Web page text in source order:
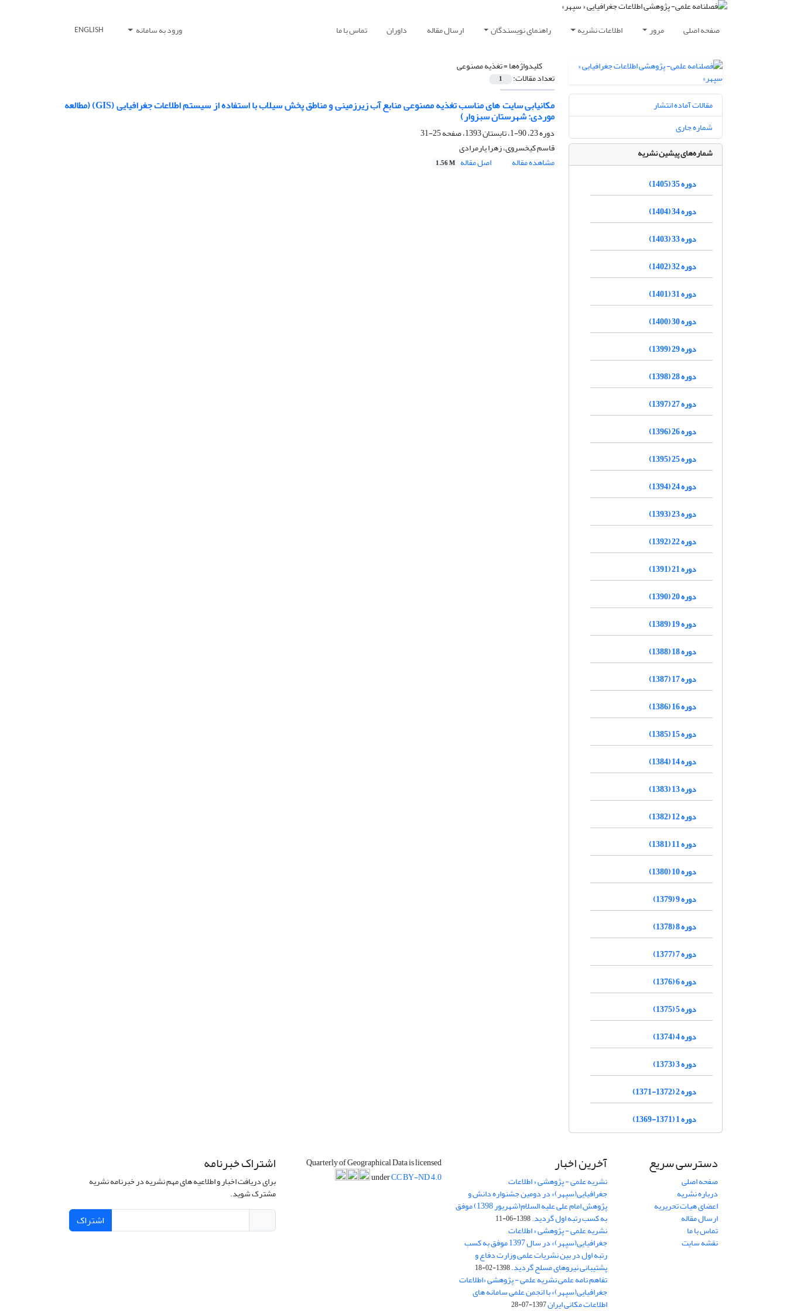
صفحه اصلی مرور اطلاعات نشریه راهنمای نویسندگان ارسال مقاله داوران تماس با ما ورود به سامانه ENGLISH
کلیدواژه‌ها =تغذیه مصنوعی
تعداد مقالات: 1
مکانیابی سایت های مناسب تغذیه مصنوعی منابع آب زیرزمینی و مناطق پخش سیلاب با استفاده از سیستم اطلاعات جغرافیایی (GIS) (مطالعه
موردی: شهرستان سبزوار)
دوره 23، 90-1، تابستان 1393، صفحه
25-31
قاسم کیخسروی، زهرا یارمرادی
مشاهده مقاله
اصل مقاله 1.56 M
مقالات آماده انتشار
شماره جاری
شماره‌های پیشین نشریه
دوره 35 (1405)
دوره 34 (1404)
دوره 33 (1403)
دوره 32 (1402)
دوره 31 (1401)
دوره 30 (1400)
دوره 29 (1399)
دوره 28 (1398)
دوره 27 (1397)
دوره 26 (1396)
دوره 25 (1395)
دوره 24 (1394)
دوره 23 (1393)
دوره 22 (1392)
دوره 21 (1391)
دوره 20 (1390)
دوره 19 (1389)
دوره 18 (1388)
دوره 17 (1387)
دوره 16 (1386)
دوره 15 (1385)
دوره 14 (1384)
دوره 13 (1383)
دوره 12 (1382)
دوره 11 (1381)
دوره 10 (1380)
دوره 9 (1379)
دوره 8 (1378)
دوره 7 (1377)
دوره 6 (1376)
دوره 5 (1375)
دوره 4 (1374)
دوره 3 (1373)
دوره 2 (1372-1371)
دوره 1 (1371-1369)
دسترسی سریع
صفحه اصلی
درباره نشریه
اعضای هیات تحریریه
ارسال مقاله
تماس با ما
نقشه سایت
آخرین اخبار
نشریه علمی - پژوهشی « اطلاعات
جغرافیایی(سپهر)» در دومین جشنواره دانش و
پژوهش امام علی علیه السلام(شهریور 1398) موفق
به کسب رتبه اول گردید.1398-06-11
نشریه علمی - پژوهشی « اطلاعات
جغرافیایی(سپهر)» در سال 1397 موفق به کسب
رتبه اول در بین نشریات علمی وزارت دفاع و
پشتیبانی نیروهای مسلح گردید.1398-02-18
تفاهم نامه علمی نشریه علمی - پژوهشی «اطلاعات
جغرافیایی(سپهر)» با انجمن علمی سامانه های
اطلاعات مکانی ایران1397-07-28
Quarterly of Geographical Data is licensed
underCC BY-ND 4.0
اشتراک خبرنامه
برای دریافت اخبار و اطلاعیه های مهم نشریه در خبرنامه نشریه
مشترک شوید.
اشتراک